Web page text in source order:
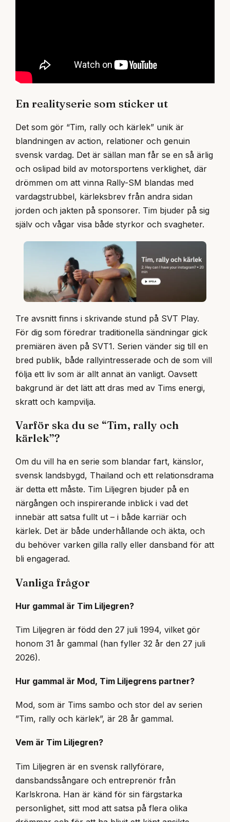
En realityserie som sticker ut
Det som gör “Tim, rally och kärlek” unik är
blandningen av action, relationer och genuin
svensk vardag. Det är sällan man får se en så ärlig
och oslipad bild av motorsportens verklighet, där
drömmen om att vinna Rally-SM blandas med
vardagstrubbel, kärleksbrev från andra sidan
jorden och jakten på sponsorer. Tim bjuder på sig
själv och vågar visa både styrkor och svagheter.
Tre avsnitt finns i skrivande stund på SVT Play.
För dig som föredrar traditionella sändningar gick
premiären även på SVT1. Serien vänder sig till en
bred publik, både rallyintresserade och de som vill
följa ett liv som är allt annat än vanligt. Oavsett
bakgrund är det lätt att dras med av Tims energi,
skratt och kampvilja.
Varför ska du se “Tim, rally och
kärlek”?
Om du vill ha en serie som blandar fart, känslor,
svensk landsbygd, Thailand och ett relationsdrama
är detta ett måste. Tim Liljegren bjuder på en
närgången och inspirerande inblick i vad det
innebär att satsa fullt ut – i både karriär och
kärlek. Det är både underhållande och äkta, och
du behöver varken gilla rally eller dansband för att
bli engagerad.
Vanliga frågor
Hur gammal är Tim Liljegren?
Tim Liljegren är född den 27 juli 1994, vilket gör
honom 31 år gammal (han fyller 32 år den 27 juli
2026).
Hur gammal är Mod, Tim Liljegrens partner?
Mod, som är Tims sambo och stor del av serien
”Tim, rally och kärlek”, är 28 år gammal.
Vem är Tim Liljegren?
Tim Liljegren är en svensk rallyförare,
dansbandssångare och entreprenör från
Karlskrona. Han är känd för sin färgstarka
personlighet, sitt mod att satsa på flera olika